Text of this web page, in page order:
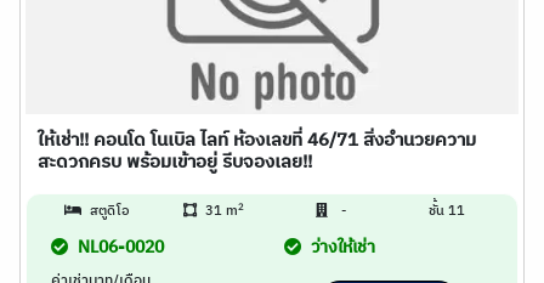
ให้เช่า!! คอนโด โนเบิล ไลท์ ห้องเลขที่ 46/71 สิ่งอำนวยความ
สะดวกครบ พร้อมเข้าอยู่ รีบจองเลย!!
สตูดิโอ 31 m2 - ชั้น 11
NL06-0020 ว่างให้เช่า